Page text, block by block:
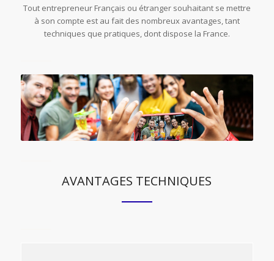
Tout entrepreneur Français ou étranger souhaitant se mettre
à son compte est au fait des nombreux avantages, tant
techniques que pratiques, dont dispose la France.
AVANTAGES TECHNIQUES